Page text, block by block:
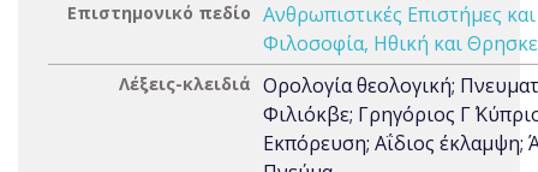
Επιστημονικό πεδίο Ανθρωπιστικές Επιστήμες
Φιλοσοφία, Ηθική και
Λέξεις-κλειδιά Ορολογία θεολογική;
Φιλιόκβε; Γρηγόριος Γ΄
Εκπόρευση; Αΐδιος έκλαμψη;